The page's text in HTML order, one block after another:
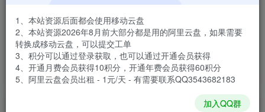
免费
登录购买
安装包大小
游戏本体大小
1.07 GB
1、本站资源后面都会使用移动云盘
2、本站资源2026年8月前大部分都是用的阿里云盘，如果需要
转换成移动云盘，可以提交工单
3、积分可以通过登录获取，也可以通过开通会员获得
4、开通月费会员获得10积分，开通年费会员获得60积分
5、阿里云盘会员出租 - 1元/天 - 有需要联系QQ3543682183
加入QQ群